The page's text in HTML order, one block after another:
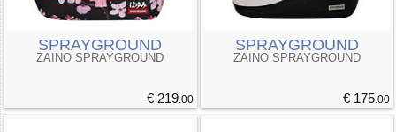
SPRAYGROUND
ZAINO SPRAYGROUND
€ 219.00
SPRAYGROUND
ZAINO SPRAYGROUND
€ 175.00